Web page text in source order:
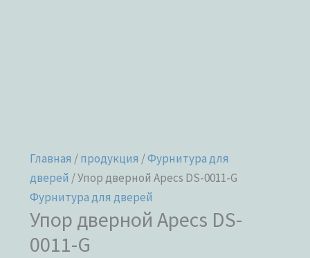
Главная /продукция /Фурнитура для
дверей / Упор дверной Apecs DS-0011-G
Фурнитура для дверей
Упор дверной Apecs DS-
0011-G